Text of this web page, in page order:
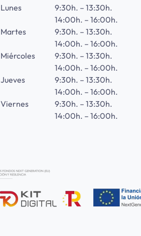
Lunes
9:30h. – 13:30h.
14:00h. – 16:00h.
Martes
9:30h. – 13:30h.
14:00h. – 16:00h.
Miércoles
9:30h. – 13:30h.
14:00h. – 16:00h.
Jueves
9:30h. – 13:30h.
14:00h. – 16:00h.
Viernes
9:30h. – 13:30h.
14:00h. – 16:00h.